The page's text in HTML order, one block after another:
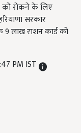
को रोकने के लिए
सरकार
लाख राशन कार्ड को
PM IST